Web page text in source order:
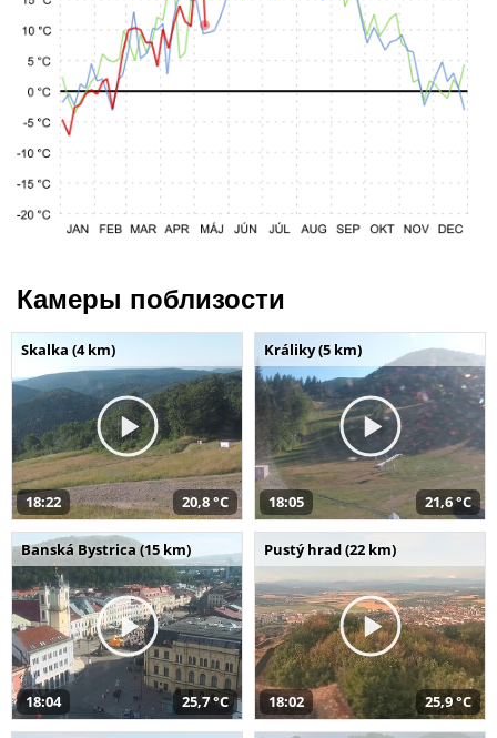
Камеры поблизости
Skalka (4 km)
18:22 20,8 °C
Králiky (5 km)
18:05 21,6 °C
Banská Bystrica (15 km)
18:04 25,7 °C
Pustý hrad (22 km)
18:02 25,9 °C